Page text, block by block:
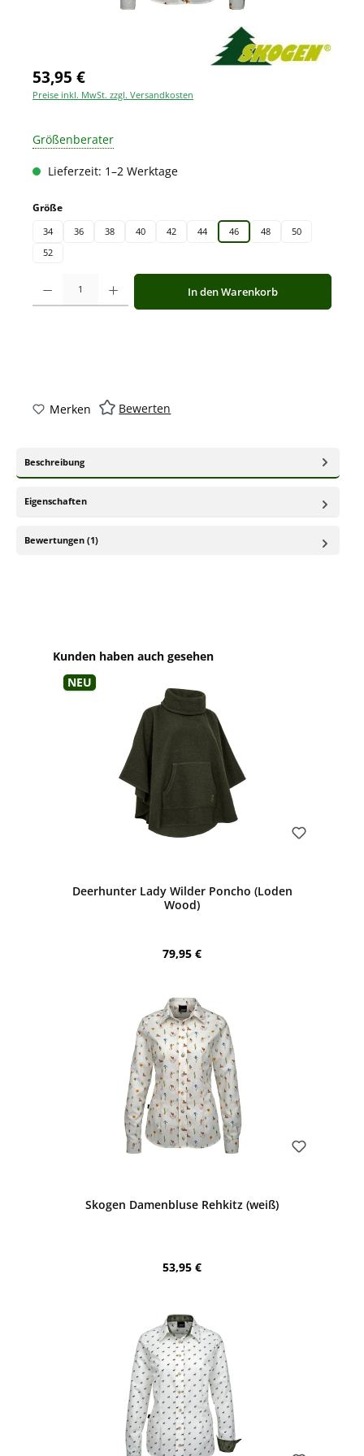
53,95 €
Preise inkl. MwSt. zzgl. Versandkosten
Größenberater
Lieferzeit: 1–2 Werktage
Größeauswählen
34 36 38 40 42 44 46 48
50
52
Produkt Anzahl: Gib den gewünschten Wert ein oder benutze die
In den Warenkorb
Merken Bewerten
Beschreibung
Eigenschaften
Bewertungen (1)
Produktgalerie überspringen
Kunden haben auch gesehen
Neu
Deerhunter Lady Wilder Poncho (Loden
Wood)
Regulärer Preis:
79,95 €
Skogen Damenbluse Rehkitz (weiß)
Regulärer Preis:
53,95 €